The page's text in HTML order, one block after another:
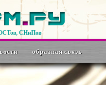
СНиПов
обратная связь